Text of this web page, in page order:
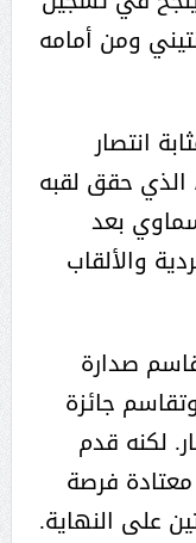
ومن أمامه
انتصار
الذي حقق لقبه
بعد
والألقاب
صدارة
جائزة
لكنه قدم
معتادة فرصة
على النهاية.